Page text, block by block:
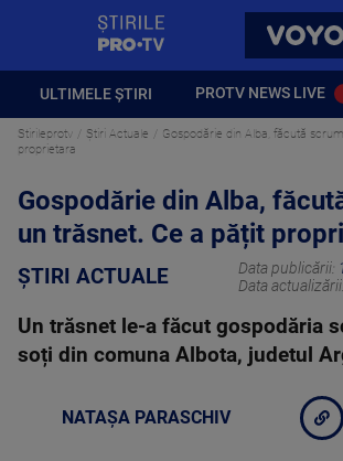
VOYO
ULTIMELE ȘTIRI PROTV NEWS LIVE
Stirileprotv Știri Actuale
Gospodărie din Alba, făcută
proprietara
Gospodărie din Alba,
un trăsnet. Ce a pățit
ȘTIRI ACTUALE Data publicării:
Data actualizării:
Un trăsnet le-a făcut gospodăria
soți din comuna Albota, judetul
NATAȘA PARASCHIV